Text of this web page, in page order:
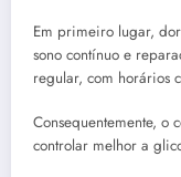
Em primeiro lugar,
sono contínuo e
regular, com horários
Consequentemente, o
controlar melhor a